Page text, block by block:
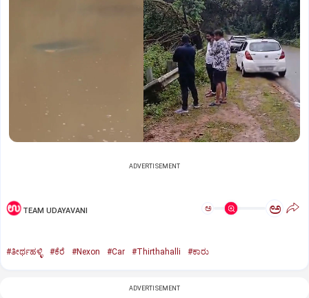
ADVERTISEMENT
TEAM UDAYAVANI ಅ ಅ
#ತೀರ್ಥಹಳ್ಳಿ #ಕೆರೆ #Nexon #Car #Thirthahalli #ಕಾರು
ADVERTISEMENT